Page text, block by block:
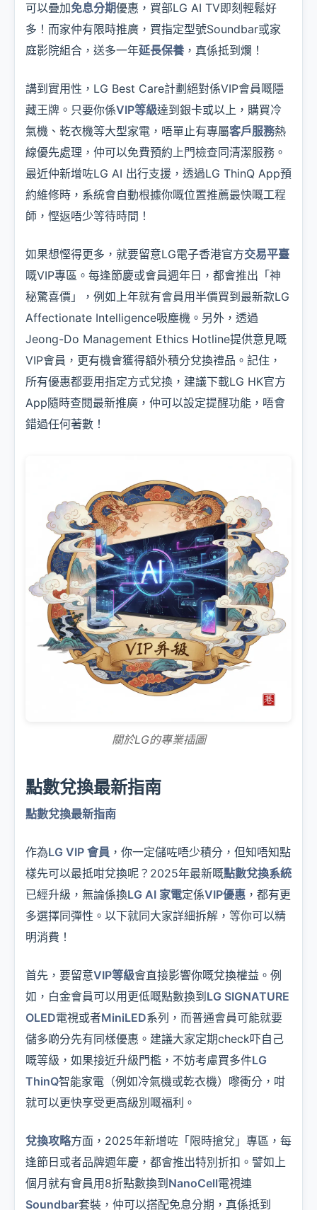
可以疊加免息分期優惠，買部LG AI TV即刻輕鬆好
多！而家仲有限時推廣，買指定型號Soundbar或家
庭影院組合，送多一年延長保養 ，真係抵到爛！
講到實用性，LG Best Care計劃絕對係VIP會員嘅隱
藏王牌。只要你係VIP等級達到銀卡或以上，購買冷
氣機、乾衣機等大型家電，唔單止有專屬客戶服務熱
線優先處理，仲可以免費預約上門檢查同清潔服務。
最近仲新增咗LG AI 出行支援，透過LG ThinQ App預
約維修時，系統會自動根據你嘅位置推薦最快嘅工程
師，慳返唔少等待時間！
如果想慳得更多，就要留意LG電子香港官方交易平臺
嘅VIP專區。每逢節慶或會員週年日，都會推出「神
秘驚喜價」，例如上年就有會員用半價買到最新款LG
Affectionate Intelligence吸塵機。另外，透過
Jeong-Do Management Ethics Hotline提供意見嘅
VIP會員，更有機會獲得額外積分兌換禮品。記住，
所有優惠都要用指定方式兌換，建議下載LG HK官方
App隨時查閱最新推廣，仲可以設定提醒功能，唔會
錯過任何著數！
關於LG的專業插圖
點數兌換最新指南
點數兌換最新指南
作為LG VIP 會員 ，你一定儲咗唔少積分，但知唔知點
樣先可以最抵咁兌換呢？2025年最新嘅點數兌換系統
已經升級，無論係換LG AI 家電定係VIP優惠 ，都有更
多選擇同彈性。以下就同大家詳細拆解，等你可以精
明消費！
首先，要留意VIP等級會直接影響你嘅兌換權益。例
如，白金會員可以用更低嘅點數換到 LG SIGNATURE
OLED電視或者MiniLED系列，而普通會員可能就要
儲多啲分先有同樣優惠。建議大家定期check吓自己
嘅等級，如果接近升級門檻，不妨考慮買多件LG
ThinQ智能家電（例如冷氣機或乾衣機）嚟衝分，咁
就可以更快享受更高級別嘅福利。
兌換攻略方面，2025年新增咗「限時搶兌」專區，每
逢節日或者品牌週年慶，都會推出特別折扣。譬如上
個月就有會員用8折點數換到 NanoCell電視連
Soundbar套裝，仲可以搭配免息分期，真係抵到